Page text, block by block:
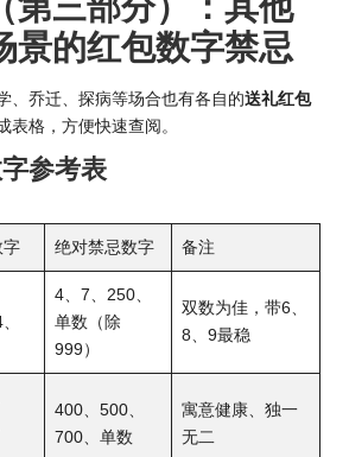
景的红包数字禁忌
、乔迁、探病等场合也有各自的送礼红包
表格，方便快速查阅。
参考表
字 绝对禁忌数字 备注
4、7、250、
单数（除
999）
双数为佳，带6、
8、9最稳
400、500、
700、单数
寓意健康、独一
无二